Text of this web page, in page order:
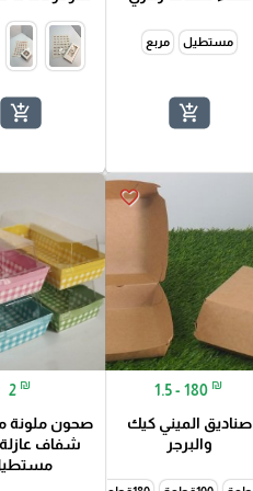
مستطيل مربع
add_shopping_cart
add_shopping_cart
favorite_border
1.5 - 180 ₪
صناديق الميني كيك
والبرجر
2 ₪
صحون ملونة
شفاف عازلة